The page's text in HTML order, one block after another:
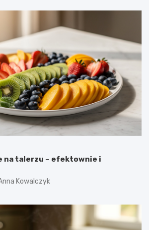
na talerzu – efektownie i
Kowalczyk